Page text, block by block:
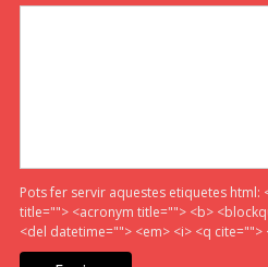
Pots fer servir aquestes etiquetes html:
title=""> <acronym title=""> <b>
<del datetime=""> <em> <i> <q cite="">